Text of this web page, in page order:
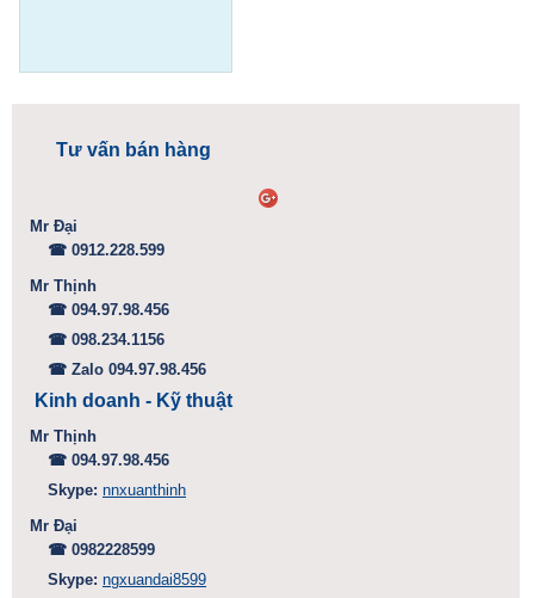
Tư vấn bán hàng
Mr Đại
☎ 0912.228.599
Mr Thịnh
☎ 094.97.98.456
☎ 098.234.1156
☎ Zalo 094.97.98.456
Kinh doanh - Kỹ thuật
Mr Thịnh
☎ 094.97.98.456
Skype: nnxuanthinh
Mr Đại
☎ 0982228599
Skype: ngxuandai8599